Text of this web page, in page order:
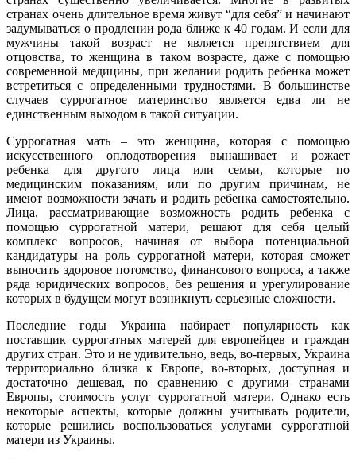
странах очень длительное время живут “для себя” и начинают
задумываться о продлении рода ближе к 40 годам. И если для
мужчины такой возраст не является препятствием для
отцовства, то женщина в таком возрасте, даже с помощью
современной медицины, при желании родить ребенка может
встретиться с определенными трудностями. В большинстве
случаев суррогатное материнство является едва ли не
единственным выходом в такой ситуации.
Суррогатная мать – это женщина, которая с помощью
искусственного оплодотворения вынашивает и рожает
ребенка для другого лица или семьи, которые по
медицинским показаниям, или по другим причинам, не
имеют возможности зачать и родить ребенка самостоятельно.
Лица, рассматривающие возможность родить ребенка с
помощью суррогатной матери, решают для себя целый
комплекс вопросов, начиная от выбора потенциальной
кандидатуры на роль суррогатной матери, которая сможет
выносить здоровое потомство, финансового вопроса, а также
ряда юридических вопросов, без решения и урегулирование
которых в будущем могут возникнуть серьезные сложности.
Последние годы Украина набирает популярность как
поставщик суррогатных матерей для европейцев и граждан
других стран. Это и не удивительно, ведь, во-первых, Украина
территориально близка к Европе, во-вторых, доступная и
достаточно дешевая, по сравнению с другими странами
Европы, стоимость услуг суррогатной матери. Однако есть
некоторые аспекты, которые должны учитывать родители,
которые решились воспользоваться услугами суррогатной
матери из Украины.